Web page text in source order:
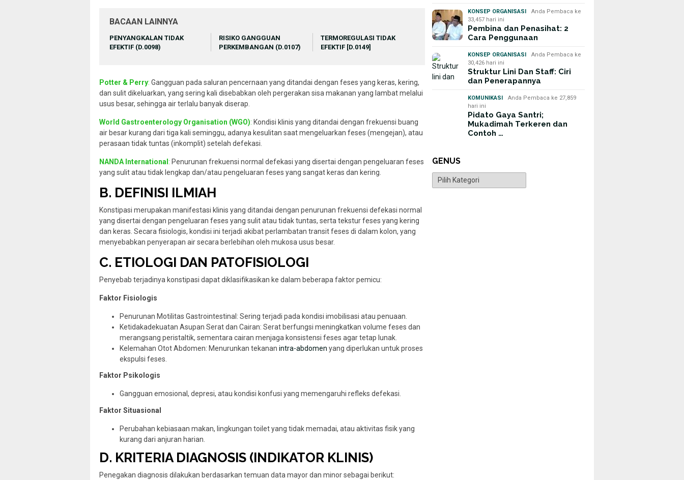
BACAAN LAINNYA
PENYANGKALAN TIDAK
EFEKTIF (D.0098)
RISIKO GANGGUAN
PERKEMBANGAN (D.0107)
TERMOREGULASI TIDAK
EFEKTIF [D.0149]
Potter & Perry: Gangguan pada saluran pencernaan yang ditandai dengan feses yang keras, kering,
dan sulit dikeluarkan, yang sering kali disebabkan oleh pergerakan sisa makanan yang lambat melalui
usus besar, sehingga air terlalu banyak diserap.
World Gastroenterology Organisation (WGO): Kondisi klinis yang ditandai dengan frekuensi buang
air besar kurang dari tiga kali seminggu, adanya kesulitan saat mengeluarkan feses (mengejan), atau
perasaan tidak tuntas (inkomplit) setelah defekasi.
NANDA International : Penurunan frekuensi normal defekasi yang disertai dengan pengeluaran feses
yang sulit atau tidak lengkap dan/atau pengeluaran feses yang sangat keras dan kering.
B. DEFINISI ILMIAH
Konstipasi merupakan manifestasi klinis yang ditandai dengan penurunan frekuensi defekasi normal
yang disertai dengan pengeluaran feses yang sulit atau tidak tuntas, serta tekstur feses yang kering
dan keras. Secara fisiologis, kondisi ini terjadi akibat perlambatan transit feses di dalam kolon, yang
menyebabkan penyerapan air secara berlebihan oleh mukosa usus besar.
C. ETIOLOGI DAN PATOFISIOLOGI
Penyebab terjadinya konstipasi dapat diklasifikasikan ke dalam beberapa faktor pemicu:
Faktor Fisiologis
Penurunan Motilitas Gastrointestinal: Sering terjadi pada kondisi imobilisasi atau penuaan.
Ketidakadekuatan Asupan Serat dan Cairan: Serat berfungsi meningkatkan volume feses dan
merangsang peristaltik, sementara cairan menjaga konsistensi feses agar tetap lunak.
Kelemahan Otot Abdomen: Menurunkan tekanan intra-abdomen yang diperlukan untuk proses
ekspulsi feses.
Faktor Psikologis
Gangguan emosional, depresi, atau kondisi konfusi yang memengaruhi refleks defekasi.
Faktor Situasional
Perubahan kebiasaan makan, lingkungan toilet yang tidak memadai, atau aktivitas fisik yang
kurang dari anjuran harian.
D. KRITERIA DIAGNOSIS (INDIKATOR KLINIS)
Penegakan diagnosis dilakukan berdasarkan temuan data mayor dan minor sebagai berikut:
KONSEP ORGANISASI
Anda Pembaca ke
33,457 hari ini
Pembina dan Penasihat: 2
Cara Penggunaan
KONSEP ORGANISASI
Anda Pembaca ke
30,426 hari ini
Struktur Lini Dan Staff: Ciri
dan Penerapannya
KOMUNIKASI
Anda Pembaca ke 27,859
hari ini
Pidato Gaya Santri;
Mukadimah Terkeren dan
Contoh …
GENUS
Genus